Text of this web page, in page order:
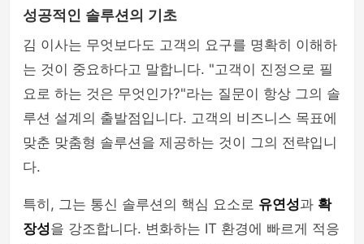
성공적인 솔루션의 기초
김 이사는 무엇보다도 고객의 요구를 명확히 이해하
는 것이 중요하다고 말합니다. "고객이 진정으로 필
요로 하는 것은 무엇인가?"라는 질문이 항상 그의 솔
루션 설계의 출발점입니다. 고객의 비즈니스 목표에
맞춘 맞춤형 솔루션을 제공하는 것이 그의 전략입니
다.
특히, 그는 통신 솔루션의 핵심 요소로 유연성과 확
장성을 강조합니다. 변화하는 IT 환경에 빠르게 적응